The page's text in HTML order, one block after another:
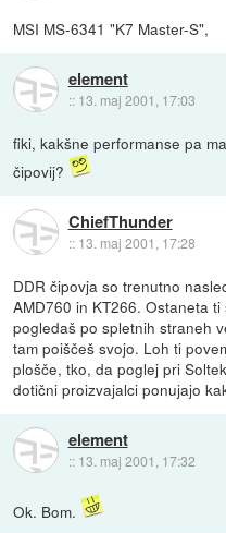
MSI MS-6341 "K7 Master-S",
element
:: 13. maj 2001, 17:03
fiki, kakšne performanse pa
čipovij?
ChiefThunder
:: 13. maj 2001, 17:28
DDR čipovja so trenutno
AMD760 in KT266. Ostaneta
pogledaš po spletnih straneh
tam poiščeš svojo. Loh ti
plošče, tko, da poglej pri
dotični proizvajalci ponujajo
element
:: 13. maj 2001, 17:32
Ok. Bom.